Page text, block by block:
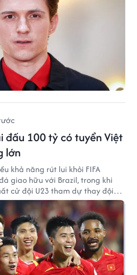
đấu 100 tỷ có tuyển Việt
lớn
khả năng rút lui khỏi FIFA
giao hữu với Brazil, trong khi
cử đội U23 tham dự thay đội